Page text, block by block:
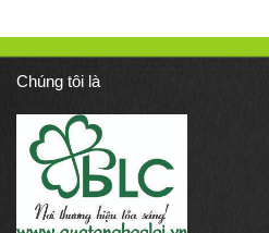
Chúng tôi là